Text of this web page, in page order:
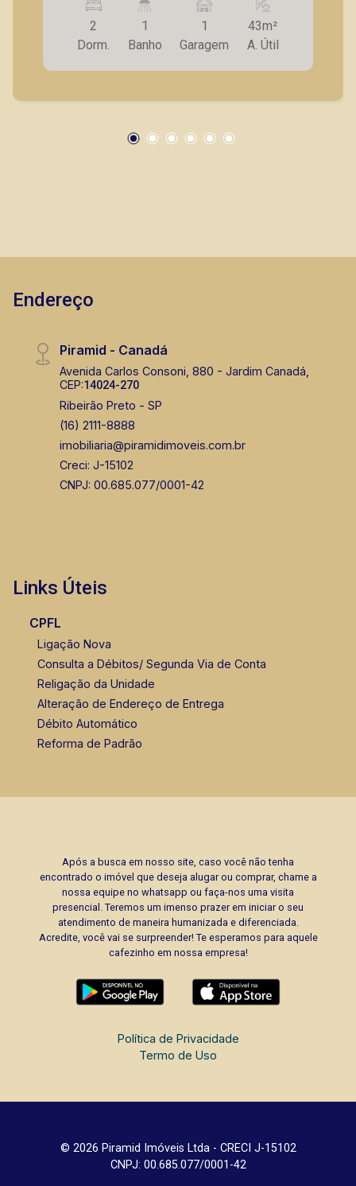
lavanderia - 1 vaga de garagem A Piramid tem
como objetivo atender seus clientes com
agilidade e segurança, em locação, vendas de
imóveis prontos, usados ou mesmo nos
Preto.
2
Dorm.
1
Banho
1
Garagem
43m²
A. Útil
Endereço
Piramid - Canadá
Avenida Carlos Consoni, 880 - Jardim Canadá,
CEP:14024-270
Ribeirão Preto - SP
(16) 2111-8888
imobiliaria@piramidimoveis.com.br
Creci: J-15102
CNPJ: 00.685.077/0001-42
Links Úteis
CPFL
Ligação Nova
Consulta a Débitos/ Segunda Via de Conta
Religação da Unidade
Alteração de Endereço de Entrega
Débito Automático
Reforma de Padrão
Após a busca em nosso site, caso você não tenha
encontrado o imóvel que deseja alugar ou comprar, chame a
nossa equipe no whatsapp ou faça-nos uma visita
presencial. Teremos um imenso prazer em iniciar o seu
atendimento de maneira humanizada e diferenciada.
Acredite, você vai se surpreender! Te esperamos para aquele
cafezinho em nossa empresa!
Política de Privacidade
Termo de Uso
© 2026 Piramid Imóveis Ltda - CRECI J-15102
CNPJ: 00.685.077/0001-42